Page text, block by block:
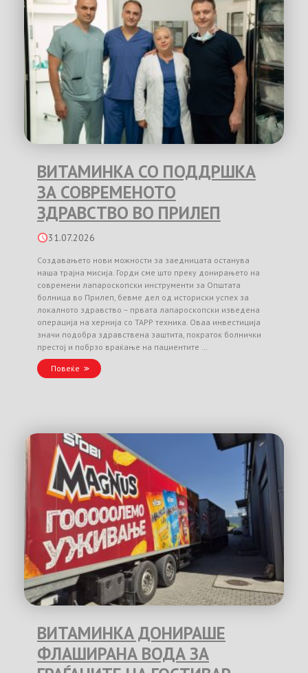
ВИТАМИНКА СО ПОДДРШКА
ЗА СОВРЕМЕНОТО
ЗДРАВСТВО ВО ПРИЛЕП
31.07.2026
Создавањето нови можности за заедницата останува
наша трајна мисија. Горди сме што преку донирањето на
современи лапароскопски инструменти за Општата
болница во Прилеп, бевме дел од историски успех за
локалното здравство – првата лапароскопски изведена
операција на хернија со TAPP техника. Оваа инвестиција
значи подобра здравствена заштита, пократок болнички
престој и побрзо враќање на пациентите …
Повеќе
ВИТАМИНКА ДОНИРАШЕ
ФЛАШИРАНА ВОДА ЗА